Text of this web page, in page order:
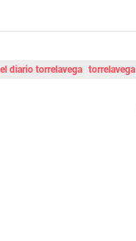
el diario torrelavega torrelavega